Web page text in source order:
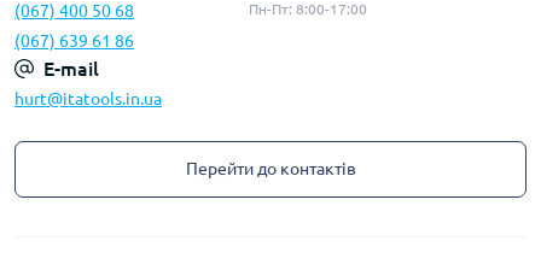
(067) 400 50 68
(067) 639 61 86
Пн-Пт: 8:00-17:00
E-mail
hurt@itatools.in.ua
Перейти до контактів